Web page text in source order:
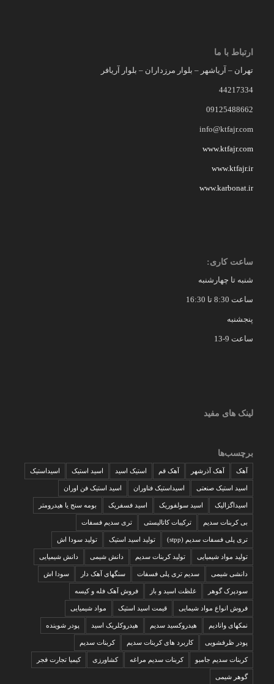
ارتباط با ما
تهران – آریاشهر – بلوار مرزداران – بلوار آریافر
44217334
09125488662
info@ktfajr.com
www.ktfajr.com
www.ktfajr.ir
www.karbonat.ir
ساعت کاری:
شنبه تا چهارشنبه
ساعت 8:30 تا 16:30
پنجشنبه
ساعت 9-13
لینک های مفید
برچسب‌ها
آهک آهک آذرشهر آهک قم استیک اسید اسید استیک اسیداستیک
اسید استیک صنعتی اسیداستیک فناوران اسید استیک فن اوران
اسیداگزالیک اسید سولفوریک اسید فسفریک بومه سنج یا هیدرومتر
بی کربنات سدیم ترکیبات کاتالیستی تری سدیم فسفات
تری پلی فسفات سدیم (stpp) تولید اسید استیک تولید سودا اش
تولید مواد شیمیایی تولید کربنات سدیم دانش شیمی دانش شیمیایی
دانشی شیمی سدیم تری پلی فسفات سنگهای آهک دار سودا اش
سودپرک گوهر غلظت اسید و باز فروش آهک فله و کیسه
فروش انواع مواد شیمایی قیمت اسید استیک مواد شیمیایی
نمکهای وانادیم هیدروکسید سدیم هیدروکلریک اسید پودر شوینده
پودر ظرفشویی کاربرد های کربنات سدیم کربنات سدیم
کربنات سدیم جامبو کربنات سدیم مراغه کشاورزی کیمیا تجارت فجر
گوهر شیمی